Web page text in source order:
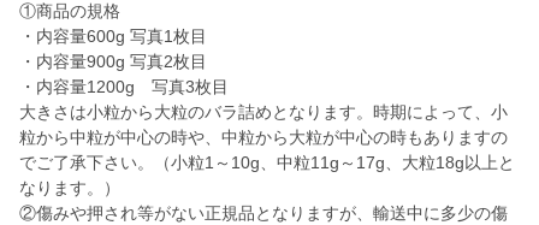
①商品の規格
・内容量600g 写真1枚目
・内容量900g 写真2枚目
・内容量1200g 写真3枚目
大きさは小粒から大粒のバラ詰めとなります。時期によって、小
粒から中粒が中心の時や、中粒から大粒が中心の時もありますの
でご了承下さい。（小粒1～10g、中粒11g～17g、大粒18g以上と
なります。）
②傷みや押され等がない正規品となりますが、輸送中に多少の傷